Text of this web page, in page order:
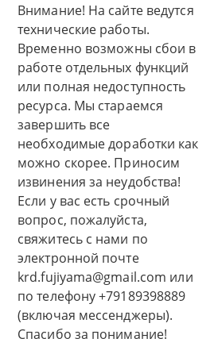
Внимание! На сайте ведутся
технические работы.
Временно возможны сбои в
работе отдельных функций
или полная недоступность
ресурса. Мы стараемся
завершить все
необходимые доработки как
можно скорее. Приносим
извинения за неудобства!
Если у вас есть срочный
вопрос, пожалуйста,
свяжитесь с нами по
электронной почте
krd.fujiyama@gmail.com или
по телефону +79189398889
(включая мессенджеры).
Спасибо за понимание!